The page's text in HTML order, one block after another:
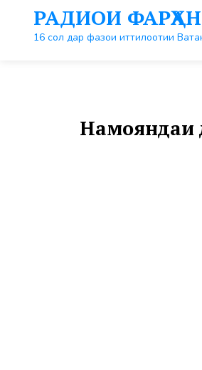
контенту
РАДИОИ
16 сол дар фазои иттилоотии
Намояндаи